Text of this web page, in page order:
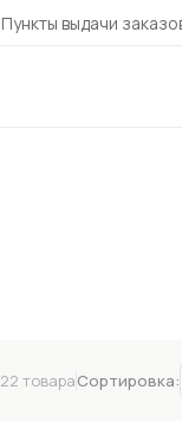
Пункты выдачи
22 товараСортировка: